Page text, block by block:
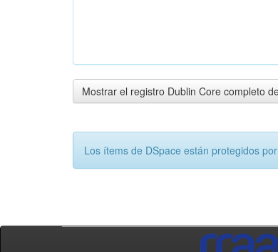
Mostrar el registro Dublin Core completo
Los ítems de DSpace están protegidos